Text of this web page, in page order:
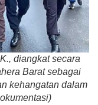
diangkat secara
Barat sebagai
kehangatan dalam